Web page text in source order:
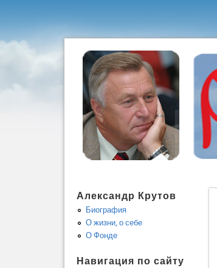
Александр Крутов
Биография
О жизни, о себе
О Фонде
Навигация по сайту